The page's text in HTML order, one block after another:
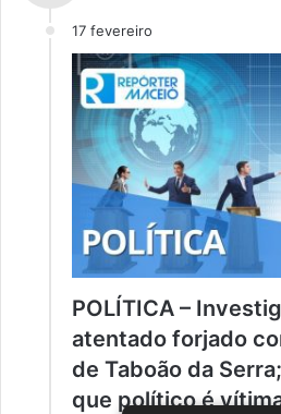
17 fevereiro
POLÍTICA –
atentado forjado
de Taboão da
que político é